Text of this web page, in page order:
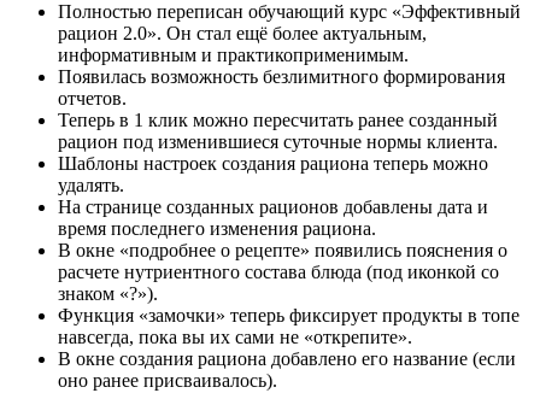
Полностью переписан обучающий курс «Эффективный
рацион 2.0». Он стал ещё более актуальным,
информативным и практикоприменимым.
Появилась возможность безлимитного формирования
отчетов.
Теперь в 1 клик можно пересчитать ранее созданный
рацион под изменившиеся суточные нормы клиента.
Шаблоны настроек создания рациона теперь можно
удалять.
На странице созданных рационов добавлены дата и
время последнего изменения рациона.
В окне «подробнее о рецепте» появились пояснения о
расчете нутриентного состава блюда (под иконкой со
знаком «?»).
Функция «замочки» теперь фиксирует продукты в топе
навсегда, пока вы их сами не «открепите».
В окне создания рациона добавлено его название (если
оно ранее присваивалось).